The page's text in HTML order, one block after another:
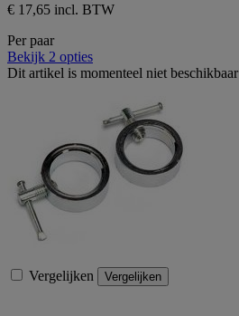
€ 17,65 incl. BTW
Per paar
Bekijk 2 opties
Dit artikel is momenteel niet beschikbaar
Vergelijken Vergelijken